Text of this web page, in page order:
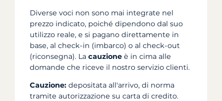
Diverse voci non sono mai integrate nel
prezzo indicato, poiché dipendono dal suo
utilizzo reale, e si pagano direttamente in
base, al check-in (imbarco) o al check-out
(riconsegna). La cauzione è in cima alle
domande che riceve il nostro servizio clienti.
Cauzione: depositata all'arrivo, di norma
tramite autorizzazione su carta di credito.